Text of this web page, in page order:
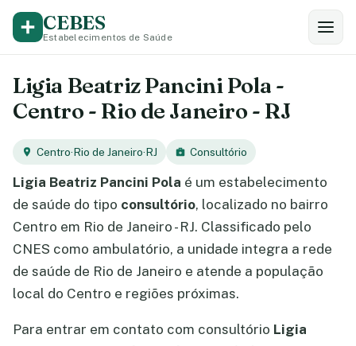
CEBES
Estabelecimentos de Saúde
Ligia Beatriz Pancini Pola -
Centro - Rio de Janeiro - RJ
Centro·Rio de Janeiro·RJ Consultório
Ligia Beatriz Pancini Pola é um estabelecimento
de saúde do tipo consultório, localizado no bairro
Centro em Rio de Janeiro - RJ. Classificado pelo
CNES como ambulatório, a unidade integra a rede
de saúde de Rio de Janeiro e atende a população
local do Centro e regiões próximas.
Para entrar em contato com consultório Ligia